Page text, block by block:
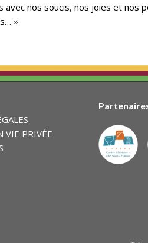
nos soucis, nos joies et nos
»
VIE PRIVÉE